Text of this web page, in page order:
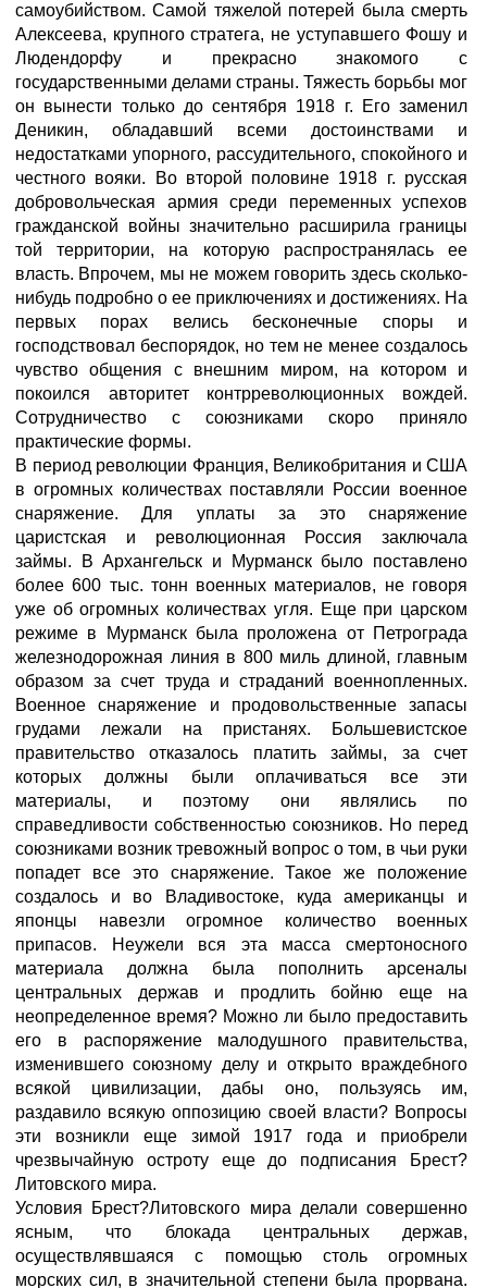
самоубийством. Самой тяжелой потерей была смерть
Алексеева, крупного стратега, не уступавшего Фошу и
Людендорфу и прекрасно знакомого с
государственными делами страны. Тяжесть борьбы мог
он вынести только до сентября 1918 г. Его заменил
Деникин, обладавший всеми достоинствами и
недостатками упорного, рассудительного, спокойного и
честного вояки. Во второй половине 1918 г. русская
добровольческая армия среди переменных успехов
гражданской войны значительно расширила границы
той территории, на которую распространялась ее
власть. Впрочем, мы не можем говорить здесь сколько-
нибудь подробно о ее приключениях и достижениях. На
первых порах велись бесконечные споры и
господствовал беспорядок, но тем не менее создалось
чувство общения с внешним миром, на котором и
покоился авторитет контрреволюционных вождей.
Сотрудничество с союзниками скоро приняло
практические формы.
В период революции Франция, Великобритания и США
в огромных количествах поставляли России военное
снаряжение. Для уплаты за это снаряжение
царистская и революционная Россия заключала
займы. В Архангельск и Мурманск было поставлено
более 600 тыс. тонн военных материалов, не говоря
уже об огромных количествах угля. Еще при царском
режиме в Мурманск была проложена от Петрограда
железнодорожная линия в 800 миль длиной, главным
образом за счет труда и страданий военнопленных.
Военное снаряжение и продовольственные запасы
грудами лежали на пристанях. Большевистское
правительство отказалось платить займы, за счет
которых должны были оплачиваться все эти
материалы, и поэтому они являлись по
справедливости собственностью союзников. Но перед
союзниками возник тревожный вопрос о том, в чьи руки
попадет все это снаряжение. Такое же положение
создалось и во Владивостоке, куда американцы и
японцы навезли огромное количество военных
припасов. Неужели вся эта масса смертоносного
материала должна была пополнить арсеналы
центральных держав и продлить бойню еще на
неопределенное время? Можно ли было предоставить
его в распоряжение малодушного правительства,
изменившего союзному делу и открыто враждебного
всякой цивилизации, дабы оно, пользуясь им,
раздавило всякую оппозицию своей власти? Вопросы
эти возникли еще зимой 1917 года и приобрели
чрезвычайную остроту еще до подписания Брест?
Литовского мира.
Условия Брест?Литовского мира делали совершенно
ясным, что блокада центральных держав,
осуществлявшаяся с помощью столь огромных
морских сил, в значительной степени была прорвана.